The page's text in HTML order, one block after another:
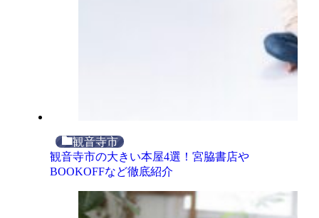
観音寺市
観音寺市の大きい本屋4選！宮脇書店や
BOOKOFFなど徹底紹介